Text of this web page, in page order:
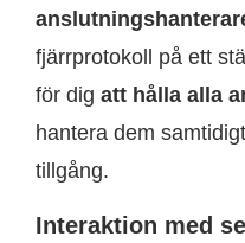
fjärrprotokoll på ett
för dig att hålla alla
hantera dem
tillgång.
Interaktion med